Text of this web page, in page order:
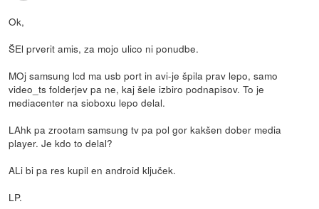
Ok,
ŠEl prverit amis, za mojo ulico ni ponudbe.
MOj samsung lcd ma usb port in avi-je špila prav lepo, samo
video_ts folderjev pa ne, kaj šele izbiro podnapisov. To je
mediacenter na sioboxu lepo delal.
LAhk pa zrootam samsung tv pa pol gor kakšen dober media
player. Je kdo to delal?
ALi bi pa res kupil en android ključek.
LP.